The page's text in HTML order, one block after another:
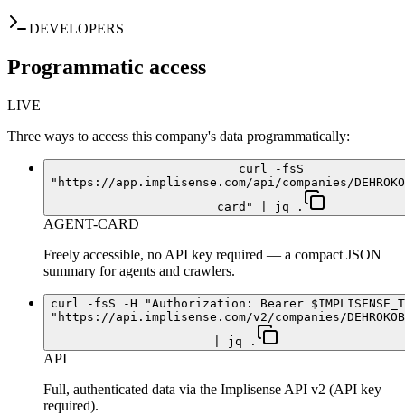
DEVELOPERS
Programmatic access
LIVE
Three ways to access this company's data programmatically:
curl -fsS
"https://app.implisense.com/api/companies/
card" | jq .
AGENT-CARD
Freely accessible, no API key required — a compact JSON
summary for agents and crawlers.
curl -fsS -H "Authorization: Bearer
"https://api.implisense.com/v2/companies/
| jq .
API
Full, authenticated data via the Implisense API v2 (API key
required).